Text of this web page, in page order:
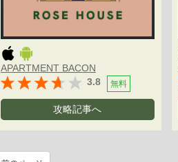
APARTMENT BACON
3.8
無料
攻略記事へ